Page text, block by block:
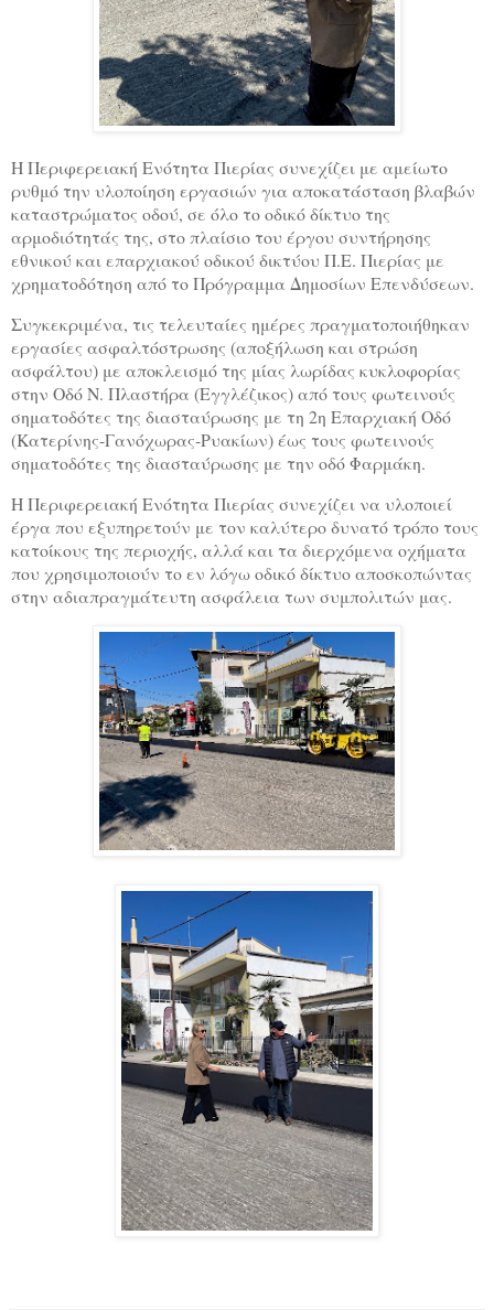
Η Περιφερειακή Ενότητα Πιερίας συνεχίζει με αμείωτο
ρυθμό την υλοποίηση εργασιών για αποκατάσταση βλαβών
καταστρώματος οδού, σε όλο το οδικό δίκτυο της
αρμοδιότητάς της, στο πλαίσιο του έργου συντήρησης
εθνικού και επαρχιακού οδικού δικτύου Π.Ε. Πιερίας με
χρηματοδότηση από το Πρόγραμμα Δημοσίων Επενδύσεων.
Συγκεκριμένα, τις τελευταίες ημέρες πραγματοποιήθηκαν
εργασίες ασφαλτόστρωσης (αποξήλωση και στρώση
ασφάλτου) με αποκλεισμό της μίας λωρίδας κυκλοφορίας
στην Οδό Ν. Πλαστήρα (Εγγλέζικος) από τους φωτεινούς
σηματοδότες της διασταύρωσης με τη 2η Επαρχιακή Οδό
(Κατερίνης-Γανόχωρας-Ρυακίων) έως τους φωτεινούς
σηματοδότες της διασταύρωσης με την οδό Φαρμάκη.
Η Περιφερειακή Ενότητα Πιερίας συνεχίζει να υλοποιεί
έργα που εξυπηρετούν με τον καλύτερο δυνατό τρόπο τους
κατοίκους της περιοχής, αλλά και τα διερχόμενα οχήματα
που χρησιμοποιούν το εν λόγω οδικό δίκτυο αποσκοπώντας
στην αδιαπραγμάτευτη ασφάλεια των συμπολιτών μας.